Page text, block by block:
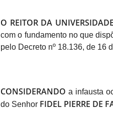
O REITOR DA
com o fundamento no que
pelo Decreto nº 18.136, de 16
CONSIDERANDOa infausta
do Senhor FIDEL PIERRE DE